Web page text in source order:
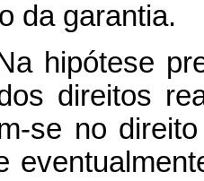
da garantia.
hipótese
direitos
se no